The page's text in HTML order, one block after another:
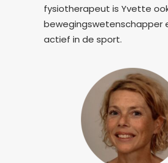
fysiotherapeut is Yvette
bewegingswetenschapper
actief in de sport.